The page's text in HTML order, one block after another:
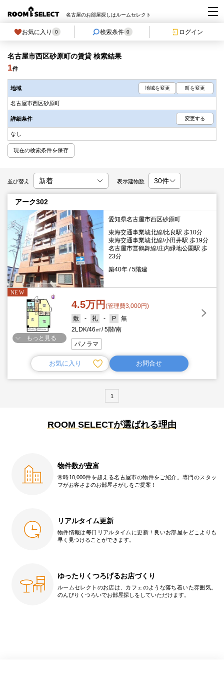
名古屋のお部屋探しはルームセレクト
お気に入り 0 検索条件 0 ログイン
名古屋市西区砂原町の賃貸 検索結果
1件
地域 地域を変更 町を変更
名古屋市西区砂原町
詳細条件 変更する
なし
現在の検索条件を保存
並び替え 表示建物数
アーク302
愛知県名古屋市西区砂原町
東海交通事業城北線/比良駅 歩10分
東海交通事業城北線/小田井駅 歩19分
名古屋市営鶴舞線/庄内緑地公園駅 歩
23分
築40年
5階建
もっと見る
5階 南
4.5万円(管理費3,000円)
-
-
2LDK 46㎡
無
パノラマ
お気に入り お問合せ
1
ROOM SELECTが選ばれる理由
物件数が豊富
常時10,000件を超える名古屋市の物件をご紹介。専門のスタッ
フがお客さまのお部屋さがしをご提案！
リアルタイム更新
物件情報は毎日リアルタイムに更新！良いお部屋をどこよりも
早く見つけることができます。
ゆったりくつろげるお店づくり
ルームセレクトのお店は、カフェのような落ち着いた雰囲気。
のんびりくつろいでお部屋探しをしていただけます。